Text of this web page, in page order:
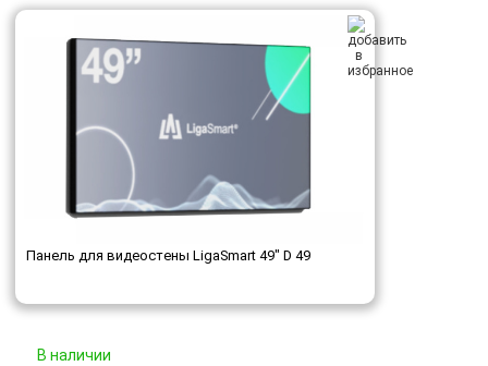
Панель для видеостены LigaSmart 49" D 49
В наличии